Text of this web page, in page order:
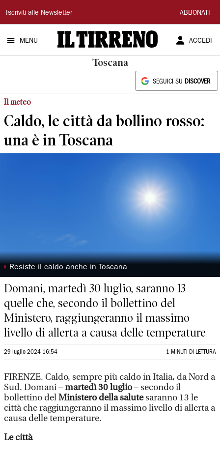
Il
Tirreno
Iscriviti alle Newsletter ABBONATI
MENU ACCEDI
Toscana
SEGUICI SU DISCOVER
Il meteo
Caldo, le città da bollino rosso:
una è in Toscana
◗ Resiste il caldo anche in Toscana
Domani, martedì 30 luglio, saranno 13
quelle che, secondo il bollettino del
Ministero, raggiungeranno il massimo
livello di allerta a causa delle temperature
29 luglio 2024 16:54 1 MINUTI DI LETTURA
FIRENZE. Caldo, sempre più caldo in Italia, da Nord a
Sud. Domani –martedì 30 luglio– secondo il
bollettino delMinistero della salutesaranno 13 le
città che raggiungeranno il massimo livello di allerta a
causa delle temperature.
Le città